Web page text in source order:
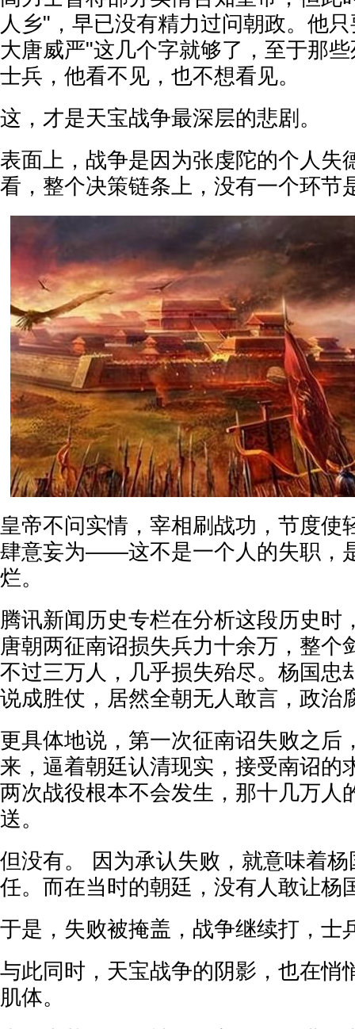
人乡"，早已没有精力过问朝政。他
大唐威严"这几个字就够了，至于那
士兵，他看不见，也不想看见。
这，才是天宝战争最深层的悲剧。
表面上，战争是因为张虔陀的个人失
看，整个决策链条上，没有一个环节
皇帝不问实情，宰相刷战功，节度使
肆意妄为——这不是一个人的失职，
烂。
腾讯新闻历史专栏在分析这段历史时
唐朝两征南诏损失兵力十余万，整个
不过三万人，几乎损失殆尽。杨国忠
说成胜仗，居然全朝无人敢言，政治
更具体地说，第一次征南诏失败之后
来，逼着朝廷认清现实，接受南诏的
两次战役根本不会发生，那十几万人
送。
但没有。 因为承认失败，就意味着
任。而在当时的朝廷，没有人敢让杨
于是，失败被掩盖，战争继续打，士
与此同时，天宝战争的阴影，也在悄
肌体。